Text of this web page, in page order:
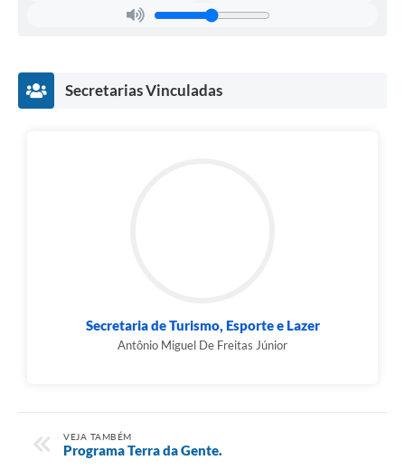
Secretarias Vinculadas
Secretaria de Turismo, Esporte e Lazer
Antônio Miguel De Freitas Júnior
VEJA TAMBÉM
Programa Terra da Gente.